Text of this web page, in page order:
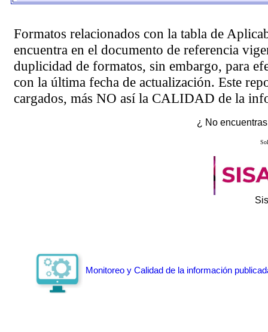
Formatos relacionados con la tabla de
encuentra en el documento de referencia
duplicidad de formatos, sin embargo, para
con la última fecha de actualización. Este
cargados, más NO así la CALIDAD de la
¿ No
Monitoreo y Calidad de la información